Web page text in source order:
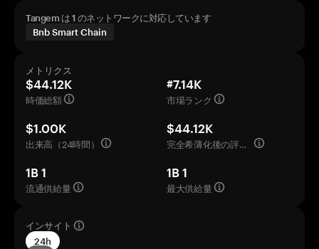
Tangem は 1 のネットワークに対応しています
Bnb Smart Chain
メトリクス
$44.12K
時価総額
#7.14K
市場ランク
$1.00K
出来高（24時間）
$44.12K
完全希薄化後の評価額
1B 1
流通供給量
1B 1
最大供給量
インサイト
24h